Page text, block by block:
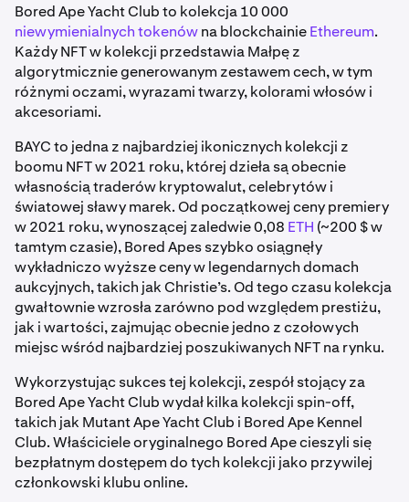
Bored Ape Yacht Club to kolekcja 10 000
niewymienialnych tokenówna blockchainieEthereum.
Każdy NFT w kolekcji przedstawia Małpę z
algorytmicznie generowanym zestawem cech, w tym
różnymi oczami, wyrazami twarzy, kolorami włosów i
akcesoriami.
BAYC to jedna z najbardziej ikonicznych kolekcji z
boomu NFT w 2021 roku, której dzieła są obecnie
własnością traderów kryptowalut, celebrytów i
światowej sławy marek. Od początkowej ceny premiery
w 2021 roku, wynoszącej zaledwie 0,08 ETH (~200 $ w
tamtym czasie), Bored Apes szybko osiągnęły
wykładniczo wyższe ceny w legendarnych domach
aukcyjnych, takich jak Christie’s. Od tego czasu kolekcja
gwałtownie wzrosła zarówno pod względem prestiżu,
jak i wartości, zajmując obecnie jedno z czołowych
miejsc wśród najbardziej poszukiwanych NFT na rynku.
Wykorzystując sukces tej kolekcji, zespół stojący za
Bored Ape Yacht Club wydał kilka kolekcji spin-off,
takich jak Mutant Ape Yacht Club i Bored Ape Kennel
Club. Właściciele oryginalnego Bored Ape cieszyli się
bezpłatnym dostępem do tych kolekcji jako przywilej
członkowski klubu online.